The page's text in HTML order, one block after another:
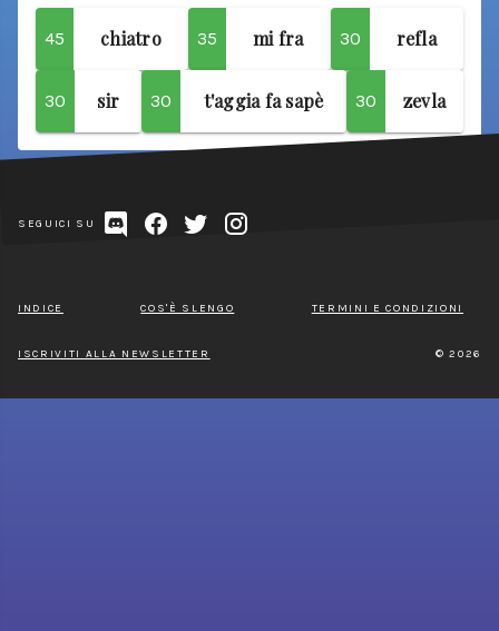
45 chiatro 35 mi fra 30 refla
30 sir 30 t'aggia fa sapè 30 zevla
SEGUICI SU
INDICE COS'È SLENGO TERMINI E CONDIZIONI
ISCRIVITI ALLA NEWSLETTER © 2026